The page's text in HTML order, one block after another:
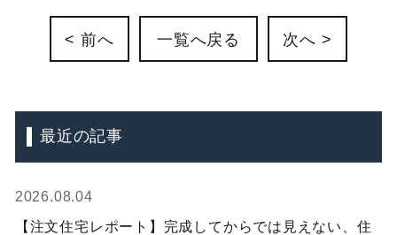
< 前へ 一覧へ戻る 次へ >
最近の記事
2026.08.04
【注文住宅レポート】完成してからでは見えない、住